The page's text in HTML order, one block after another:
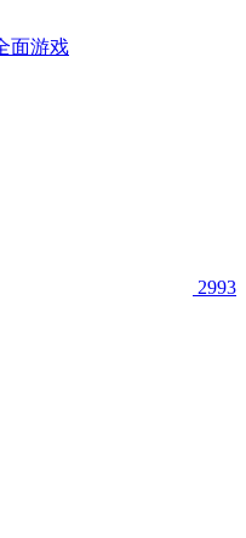
2993